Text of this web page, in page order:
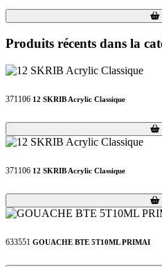
Loading...
Loading...
Produits récents dans la
371106 12 SKRIB Acrylic Classique
Loading...
Loading...
371106 12 SKRIB Acrylic Classique
Loading...
Loading...
633551 GOUACHE BTE 5T10ML PRIMAI